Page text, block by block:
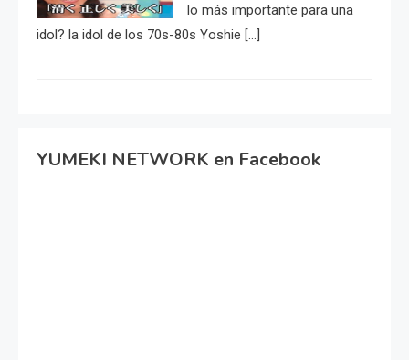
lo más importante para una
idol? la idol de los 70s-80s Yoshie […]
YUMEKI NETWORK en Facebook